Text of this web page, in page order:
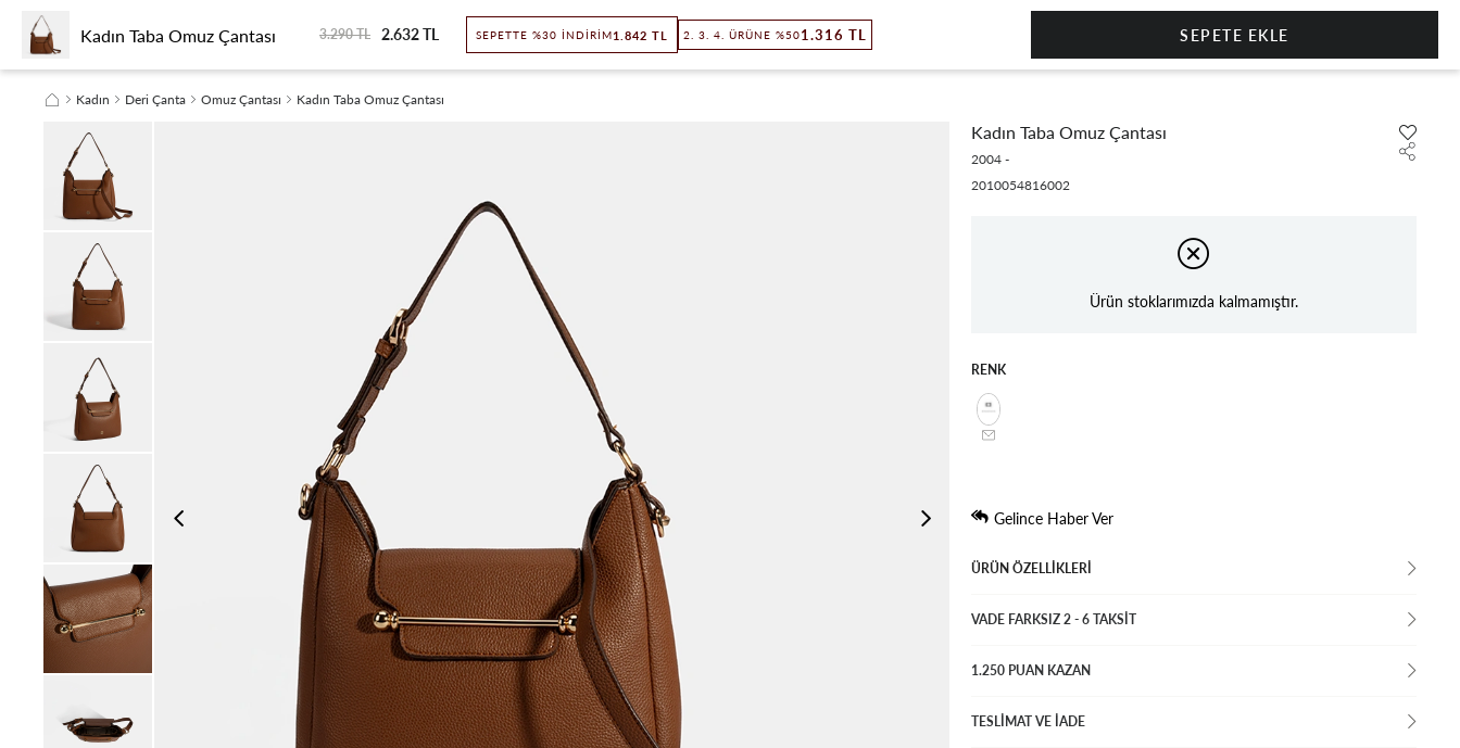
KADINERKEKSEYAHATSEZON FİNALİ SÜRDÜRÜLEBİLİRLİK
Kadın Deri Çanta Omuz Çantası Kadın Taba Omuz Çantası
Kadın Taba Omuz Çantası
2004 -
2010054816002
Ürün stoklarımızda kalmamıştır.
RENK
Gelince Haber Ver
ÜRÜN ÖZELLIKLERI
VADE FARKSIZ 2 - 6 TAKSIT
1.250 PUAN KAZAN
TESLİMAT VE İADE
Kadın Taba Omuz Çantası 3.290 TL 2.632 TL SEPETTE %30 İNDIRIM1.842 TL 2. 3. 4. ÜRÜNE %501.316 TL